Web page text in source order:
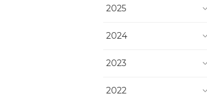
2025
2024
2023
2022